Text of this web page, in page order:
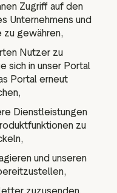
Zugriff auf den
Unternehmens und
zu gewähren,
Nutzer zu
sich in unser Portal
Portal erneut
Dienstleistungen
zu
und unseren